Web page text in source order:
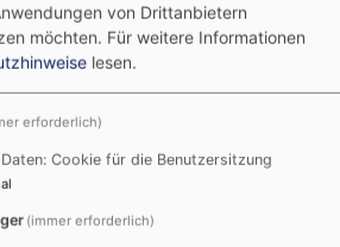
die neue Ordnung
und Lieder.
berichten wir in loser Folge,
geändert hat. Alle Artikel der
2018.12:
von Drittanbietern
möchten. Für weitere Informationen
lesen.
erforderlich)
Cookie für die Benutzersitzung
(immer erforderlich)